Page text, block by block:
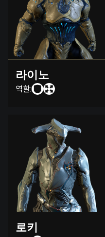
라이노
역할:
로키